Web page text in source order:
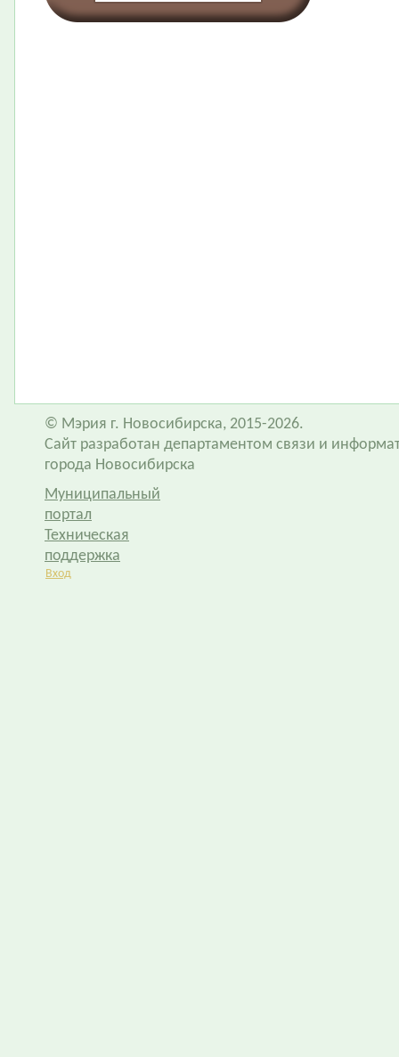
© Мэрия г. Новосибирска, 2015-2026.
Сайт разработан департаментом связи и
города Новосибирска
Муниципальный
портал
Техническая
поддержка
Вход